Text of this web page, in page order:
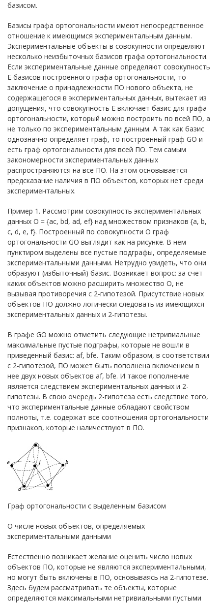
базисом.
Базисы графа ортогональности имеют непосредственное
отношение к имеющимся экспериментальным данным.
Экспериментальные объекты в совокупности определяют
несколько неизбыточных базисов графа ортогональности.
Если экспериментальные данные определяют совокупность
E базисов построенного графа ортогональности, то
заключение о принадлежности ПО нового объекта, не
содержащегося в экспериментальных данных, вытекает из
допущения, что совокупность E включает базис для графа
ортогональности, который можно построить по всей ПО, а
не только по экспериментальным данным. А так как базис
однозначно определяет граф, то построенный граф GO и
есть граф ортогональности для всей ПО. Тем самым
закономерности экспериментальных данных
распространяются на все ПО. На этом основывается
предсказание наличия в ПО объектов, которых нет среди
экспериментальных.
Пример 1. Рассмотрим совокупность экспериментальных
данных O = {ac, bd, ad, ef} над множеством признаков {a, b,
c, d, e, f}. Построенный по совокупности O граф
ортогональности GO выглядит как на рисунке. В нем
пунктиром выделены все пустые подграфы, определяемые
экспериментальными данными. Нетрудно увидеть, что они
образуют (избыточный) базис. Возникает вопрос: за счет
каких объектов можно расширить множество O, не
вызывая противоречия с 2-гипотезой. Присутствие новых
объектов ПО должно логически следовать из имеющихся
экспериментальных данных и 2-гипотезы.
В графе GO можно отметить следующие нетривиальные
максимальные пустые подграфы, которые не вошли в
приведенный базис: af, bfe. Таким образом, в соответствии
с 2-гипотезой, ПО может быть пополнена включением в
нее двух новых объектов af, bfe. И такое пополнение
является следствием экспериментальных данных и 2-
гипотезы. В свою очередь 2-гипотеза есть следствие того,
что экспериментальные данные обладают свойством
полноты, т.е. содержат все соотношения ортогональности
признаков, которые наличествуют в ПО.
Граф ортогональности с выделенным базисом
О числе новых объектов, определяемых
экспериментальными данными
Естественно возникает желание оценить число новых
объектов ПО, которые не являются экспериментальными,
но могут быть включены в ПО, основываясь на 2-гипотезе.
Здесь будем рассматривать те объекты, которые
определяются максимальными нетривиальными пустыми